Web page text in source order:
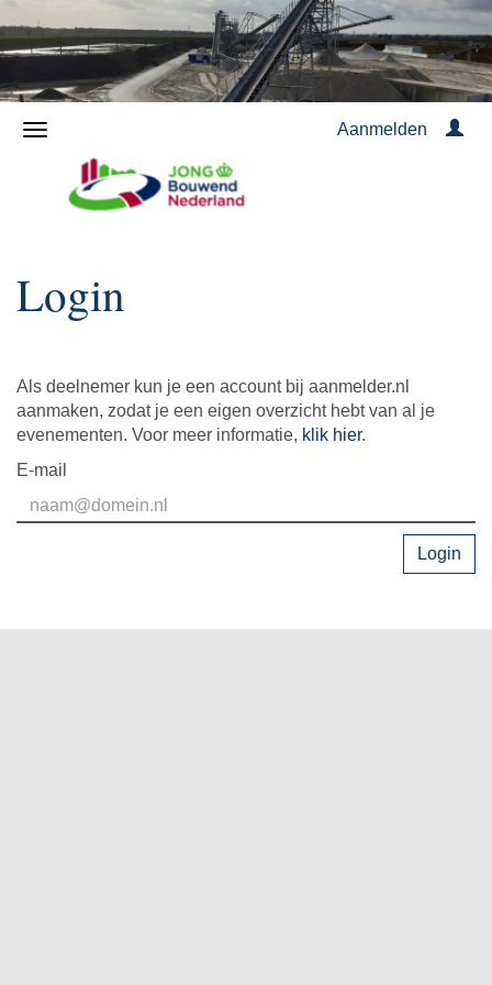
Aanmelden
Login
Als deelnemer kun je een account bij aanmelder.nl
aanmaken, zodat je een eigen overzicht hebt van al je
evenementen. Voor meer informatie, klik hier.
E-mail
Login